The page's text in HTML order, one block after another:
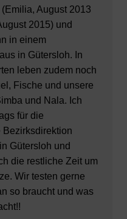
August 2013
2015) und
in einem
in Gütersloh. In
leben zudem noch
Fische und unsere
und Nala. Ich
für die
Bezirksdirektion
Gütersloh und
die restliche Zeit um
Wir testen gerne
so braucht und was